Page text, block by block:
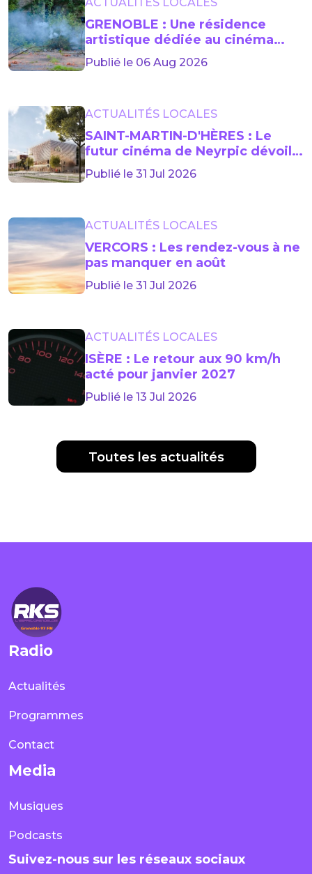
GRENOBLE : Une résidence
artistique dédiée au cinéma
lancée jusqu’en 2029
Publié le 06 Aug 2026
ACTUALITÉS LOCALES
SAINT-MARTIN-D'HÈRES : Le
futur cinéma de Neyrpic dévoile
sa façade
Publié le 31 Jul 2026
ACTUALITÉS LOCALES
VERCORS : Les rendez-vous à ne
pas manquer en août
Publié le 31 Jul 2026
ACTUALITÉS LOCALES
ISÈRE : Le retour aux 90 km/h
acté pour janvier 2027
Publié le 13 Jul 2026
Toutes les actualités
Radio
Actualités
Programmes
Contact
Media
Musiques
Podcasts
Suivez-nous sur les réseaux sociaux